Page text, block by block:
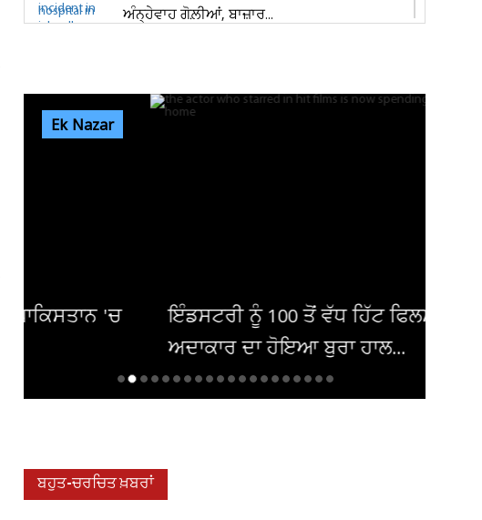
ਅੰਨ੍ਹੇਵਾਹ ਗੋਲ਼ੀਆਂ, ਬਾਜ਼ਾਰ...
Ek Nazar
ਇੰਡਸਟਰੀ ਨੂੰ 100 ਤੋਂ ਵੱਧ ਹਿੱਟ ਫਿਲਮਾਂ ਦੇ ਚੁੱਕੇ
ਅਦਾਕਾਰ ਦਾ ਹੋਇਆ ਬੁਰਾ ਹਾਲ...
ਬਹੁਤ-ਚਰਚਿਤ ਖ਼ਬਰਾਂ